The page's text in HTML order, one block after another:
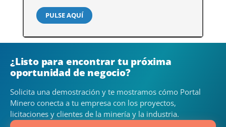
PULSE AQUÍ
¿Listo para encontrar tu próxima
oportunidad de negocio?
Solicita una demostración y te mostramos cómo Portal
Minero conecta a tu empresa con los proyectos,
licitaciones y clientes de la minería y la industria.